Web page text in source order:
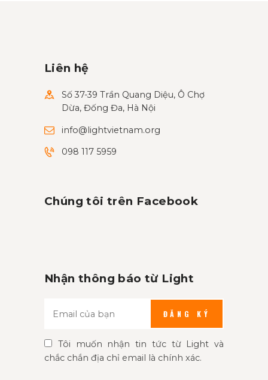
Liên hệ
Số 37-39 Trần Quang Diệu, Ô Chợ
Dừa, Đống Đa, Hà Nội
info@lightvietnam.org
098 117 5959
Chúng tôi trên Facebook
Nhận thông báo từ Light
ĐĂNG KÝ
Tôi muốn nhận tin tức từ Light và
chắc chắn địa chỉ email là chính xác.